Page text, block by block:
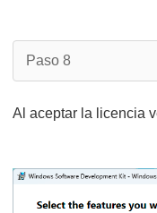
Paso 8
Al aceptar la licencia